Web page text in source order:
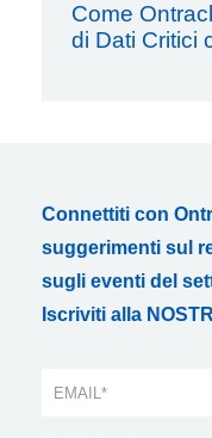
Come
di Dati Critici
Connettiti con
suggerimenti sul
sugli eventi del
Iscriviti alla